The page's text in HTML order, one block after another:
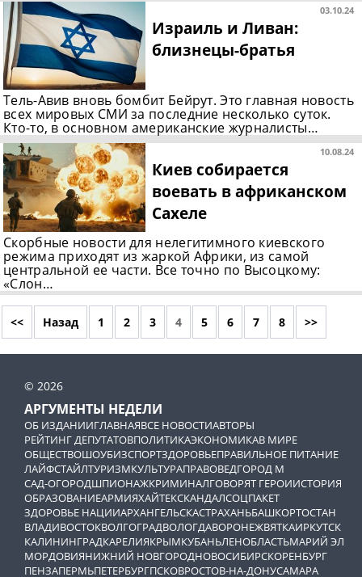
03.10.24
Израиль и Ливан:
близнецы-братья
Тель-Авив вновь бомбит Бейрут. Это главная новость
всех мировых СМИ за последние несколько суток.
Кто-то, в основном американские журналисты…
10.08.24
Киев собирается
воевать в африканском
Сахеле
Скорбные новости для нелегитимного киевского
режима приходят из жаркой Африки, из самой
центральной ее части. Все точно по Высоцкому:
«Слон…
<< Назад 1 2 3 4 5 6 7 8 >>
© 2026
АРГУМЕНТЫ НЕДЕЛИ
ОБ ИЗДАНИИГЛАВНАЯВСЕ НОВОСТИАВТОРЫ
РЕЙТИНГ ДЕПУТАТОВПОЛИТИКАЭКОНОМИКАВ МИРЕ
ОБЩЕСТВОШОУБИЗСПОРТЗДОРОВЬЕПРАВИЛЬНОЕ ПИТАНИЕ
ЛАЙФСТАЙЛТУРИЗМКУЛЬТУРАПРАВОВЕДГОРОД М
САД-ОГОРОДШПИОНАЖКРИМИНАЛГОВОРЯТ ГЕРОИИСТОРИЯ
ОБРАЗОВАНИЕАРМИЯХАЙТЕКСКАНДАЛСОЦПАКЕТ
ЗДОРОВЬЕ НАЦИИАРХАНГЕЛЬСКАСТРАХАНЬБАШКОРТОСТАН
ВЛАДИВОСТОКВОЛГОГРАДВОЛОГДАВОРОНЕЖВЯТКАИРКУТСК
КАЛИНИНГРАДКАРЕЛИЯКРЫМКУБАНЬЛЕНОБЛАСТЬМАРИЙ ЭЛ
МОРДОВИЯНИЖНИЙ НОВГОРОДНОВОСИБИРСКОРЕНБУРГ
ПЕНЗАПЕРМЬПЕТЕРБУРГПСКОВРОСТОВ-НА-ДОНУСАМАРА